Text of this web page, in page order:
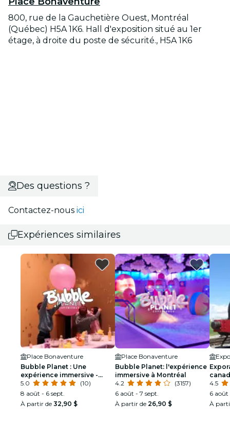
800, rue de la Gauchetière Ouest, Montréal
(Québec) H5A 1K6. Hall d'exposition situé au 1er
étage, à droite du poste de sécurité., H5A 1K6
Des questions ?
Contactez-nous ici
Expériences similaires
Place Bonaventure
Bubble Planet : Une
expérience immersive -
Fêtes d'anniversaire
5.0
(10)
8 août - 6 sept.
À partir de 32,90 $
Place Bonaventure
Bubble Planet: l'expérience
immersive à Montréal
4.2
(3157)
6 août - 7 sept.
À partir de 26,90 $
4.5
6
À